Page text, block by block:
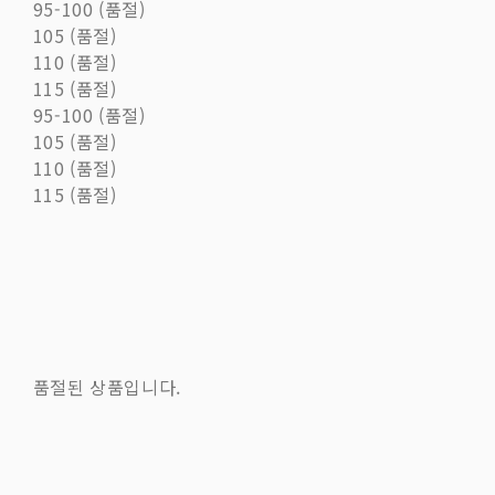
95-100 (품절)
105 (품절)
110 (품절)
115 (품절)
95-100 (품절)
105 (품절)
110 (품절)
115 (품절)
품절된 상품입니다.